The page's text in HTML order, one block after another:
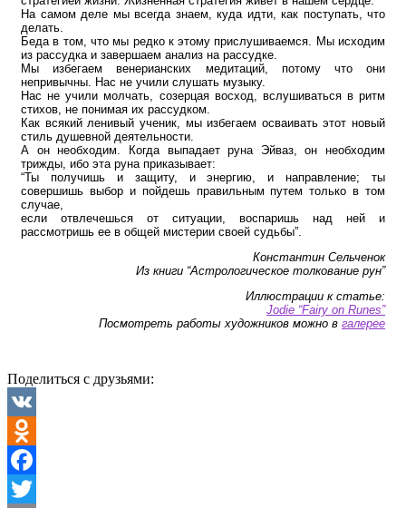
На самом деле мы всегда знаем, куда идти, как поступать, что
делать.
Беда в том, что мы редко к этому прислушиваемся. Мы исходим
из рассудка и завершаем анализ на рассудке.
Мы избегаем венерианских медитаций, потому что они
непривычны. Нас не учили слушать музыку.
Нас не учили молчать, созерцая восход, вслушиваться в ритм
стихов, не понимая их рассудком.
Как всякий ленивый ученик, мы избегаем осваивать этот новый
стиль душевной деятельности.
А он необходим. Когда выпадает руна Эйваз, он необходим
трижды, ибо эта руна приказывает:
“Ты получишь и защиту, и энергию, и направление; ты
совершишь выбор и пойдешь правильным путем только в том
случае,
если отвлечешься от ситуации, воспаришь над ней и
рассмотришь ее в общей мистерии своей судьбы”.
Константин Сельченок
Из книги “Астрологическое толкование рун”
Иллюстрации к статье:
Jodie “Fairy on Runes”
Посмотреть работы художников можно в галерее
Поделиться с друзьями:
VK
Odnoklassniki
Facebook